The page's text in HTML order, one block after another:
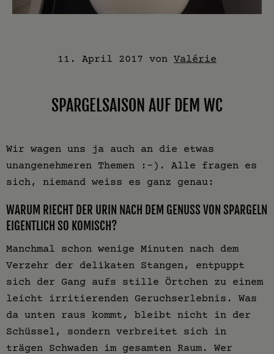
11. April 2017 von Valérie
SPARGELSAISON AUF DEM WC
Wir wagen uns ja auch an die etwas
unangenehmeren Themen :-). Alle fragen es
sich, niemand weiss es ganz genau:
WARUM RIECHT DER URIN NACH DEM GENUSS VON SPARGELN
EIGENTLICH SO KOMISCH?
Manchmal schon wenige Minuten nach dem
Verzehr der delikaten Stangen, entpuppt
sich der Gang aufs stille Örtchen zu einem
leicht irritierenden Geruchserlebnis. Was
da unten raus kommt, bleibt nicht in der
Schüssel, sondern verbreitet sich in
trägen Schwaden im gesamten Raum. Wer